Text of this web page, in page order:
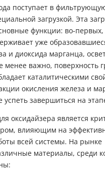
поступает в
загрузкой. Эта
функции: во-первых,
уже
и диоксида марганца,
менее важно, поверхность
каталитическими
окисления железа и
успеть завершиться на
оксидайзера является
влияющим на
всей системы. На рынке
материалы, среди